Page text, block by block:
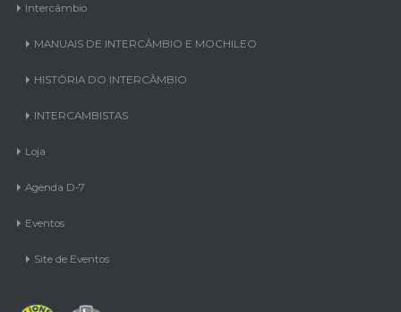
Intercâmbio
MANUAIS DE INTERCÂMBIO E MOCHILEO
HISTÓRIA DO INTERCÂMBIO
INTERCAMBISTAS
Loja
Agenda D-7
Eventos
Site de Eventos